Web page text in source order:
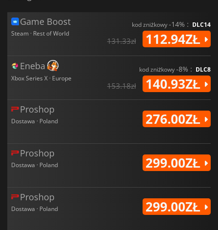
Game Boost
Steam · Rest of World
kod zniżkowy-14% : DLC14
131.33zł 112.94ZŁ
Eneba
Xbox Series X · Europe
kod zniżkowy-8% : DLC8
153.18zł 140.93ZŁ
Proshop
Dostawa · Poland 276.00ZŁ
Proshop
Dostawa · Poland 299.00ZŁ
Proshop
Dostawa · Poland 299.00ZŁ